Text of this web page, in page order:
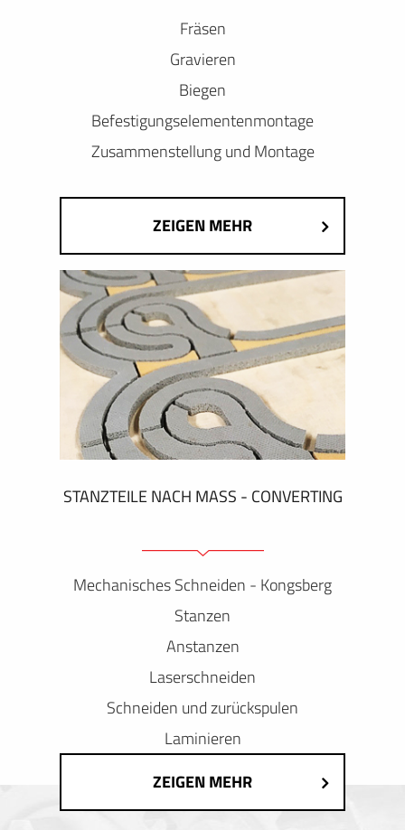
Fräsen
Gravieren
Biegen
Befestigungselementenmontage
Zusammenstellung und Montage
ZEIGEN MEHR
STANZTEILE NACH MASS - CONVERTING
Mechanisches Schneiden - Kongsberg
Stanzen
Anstanzen
Laserschneiden
Schneiden und zurückspulen
Laminieren
ZEIGEN MEHR